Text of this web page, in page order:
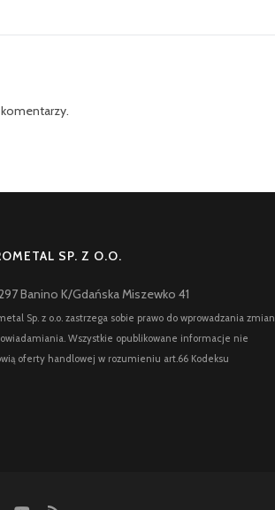
komentarzy.
SP. Z O.O.
Banino K/Gdańska Miszewko 41
Sp. z o.o. zastrzega sobie prawo do wprowadzania zmian
Wszystkie opublikowane informacje nie
oferty handlowej w rozumieniu art.66 Kodeksu